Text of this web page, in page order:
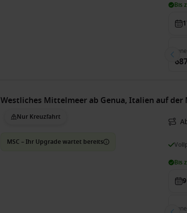
Bis
Westliches Mittelmeer ab Genua, Italien auf der
Nur Kreuzfahrt
MSC – Ihr Upgrade wartet bereits
Bis